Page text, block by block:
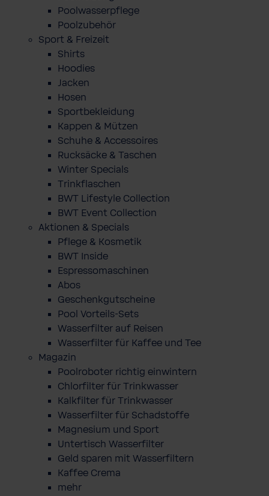
Poolwasserpflege
Poolzubehör
Sport & Freizeit
Shirts
Hoodies
Jacken
Hosen
Sportbekleidung
Kappen & Mützen
Schuhe & Accessoires
Rucksäcke & Taschen
Winter Specials
Trinkflaschen
BWT Lifestyle Collection
BWT Event Collection
Aktionen & Specials
Pflege & Kosmetik
BWT Inside
Espressomaschinen
Abos
Geschenkgutscheine
Pool Vorteils-Sets
Wasserfilter auf Reisen
Wasserfilter für Kaffee und Tee
Magazin
Poolroboter richtig einwintern
Chlorfilter für Trinkwasser
Kalkfilter für Trinkwasser
Wasserfilter für Schadstoffe
Magnesium und Sport
Untertisch Wasserfilter
Geld sparen mit Wasserfiltern
Kaffee Crema
mehr